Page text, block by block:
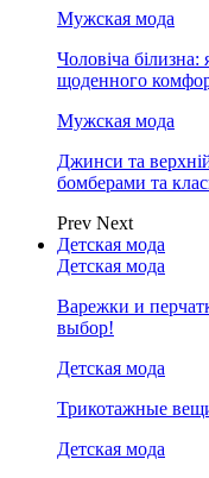
Мужская мода
Чоловіча білизна:
щоденного
Мужская мода
Джинси та
бомберами та
Prev Next
Детская мода
Детская мода
Варежки и
выбор!
Детская мода
Трикотажные
Детская мода